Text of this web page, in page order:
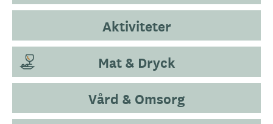
Aktiviteter
Mat & Dryck
Vård & Omsorg